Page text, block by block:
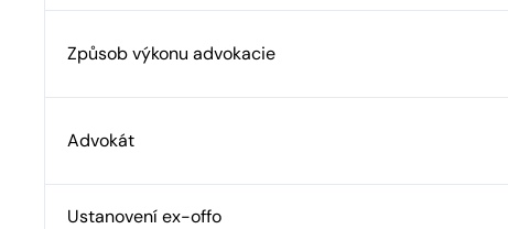
Způsob výkonu advokacie
Advokát
Ustanovení ex-offo